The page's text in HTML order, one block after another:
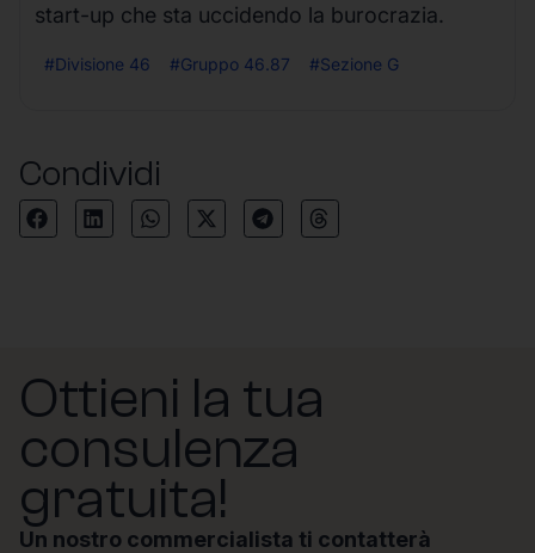
start-up che sta uccidendo la burocrazia.
#Divisione 46 #Gruppo 46.87 #Sezione G
Condividi
Ottieni la tua
consulenza
gratuita!
Un nostro commercialista ti contatterà